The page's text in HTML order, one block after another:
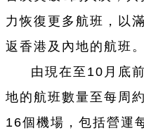
力恢復更多航班，以
返香港及內地的航班。
由現在至10月底
地的航班數量至每周
16個機場，包括營運